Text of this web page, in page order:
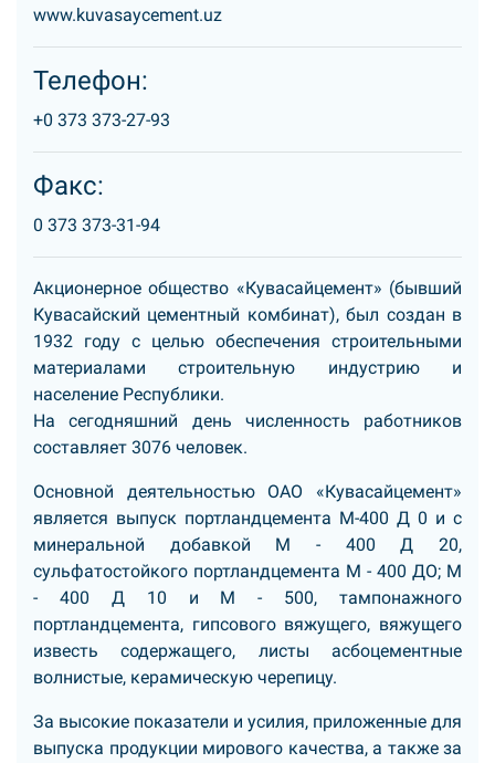
www.kuvasaycement.uz
Телефон:
+0 373 373-27-93
Факс:
0 373 373-31-94
Акционерное общество «Кувасайцемент» (бывший
Кувасайский цементный комбинат), был создан в
1932 году с целью обеспечения строительными
материалами строительную индустрию и
население Республики.
На сегодняшний день численность работников
составляет 3076 человек.
Основной деятельностью ОАО «Кувасайцемент»
является выпуск портландцемента М-400 Д 0 и с
минеральной добавкой М - 400 Д 20,
сульфатостойкого портландцемента М - 400 ДО; М
- 400 Д 10 и М - 500, тампонажного
портландцемента, гипсового вяжущего, вяжущего
известь содержащего, листы асбоцементные
волнистые, керамическую черепицу.
За высокие показатели и усилия, приложенные для
выпуска продукции мирового качества, а также за